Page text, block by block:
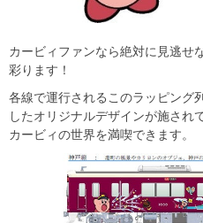
カービィファンなら絶対に見逃せ
彩ります！
各線で運行されるこのラッピング
したオリジナルデザインが施され
カービィの世界を満喫できます。